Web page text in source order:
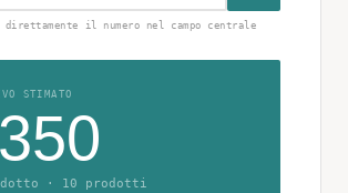
il numero nel campo centrale
STIMATO
· 10 prodotti